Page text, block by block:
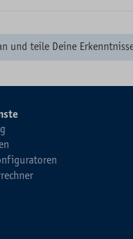
und teile Deine